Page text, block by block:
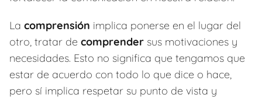
La comprensión implica ponerse en el lugar del
otro, tratar de comprender sus motivaciones y
necesidades. Esto no significa que tengamos que
estar de acuerdo con todo lo que dice o hace,
pero sí implica respetar su punto de vista y